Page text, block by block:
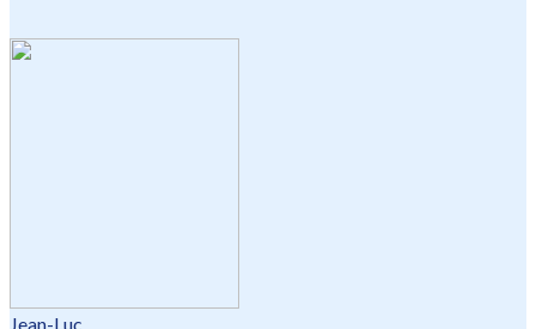
Jean-Luc